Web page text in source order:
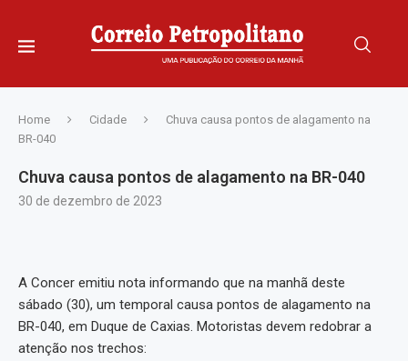
Home Cidade
Chuva causa pontos de alagamento na
BR-040
Chuva causa pontos de alagamento na BR-040
30 de dezembro de 2023
A Concer emitiu nota informando que na manhã deste
sábado (30), um temporal causa pontos de alagamento na
BR-040, em Duque de Caxias. Motoristas devem redobrar a
atenção nos trechos: